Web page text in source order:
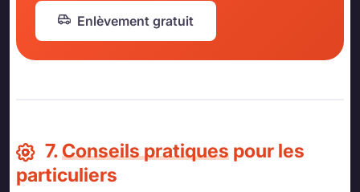
Enlèvement gratuit
7.Conseils pratiques pour les
particuliers